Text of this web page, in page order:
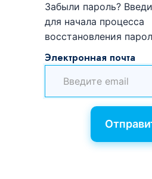
Забыли пароль?
для начала процесса
восстановления
Электронная почта